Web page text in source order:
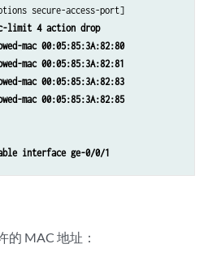
secure-access-port]
limit 4 action drop
mac 00:05:85:3A:82:80
mac 00:05:85:3A:82:81
mac 00:05:85:3A:82:83
mac 00:05:85:3A:82:85
interface ge-0/0/1
的 MAC 地址：